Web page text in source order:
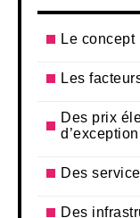
Le concept
Les
Des prix
d’exception
Des
Des